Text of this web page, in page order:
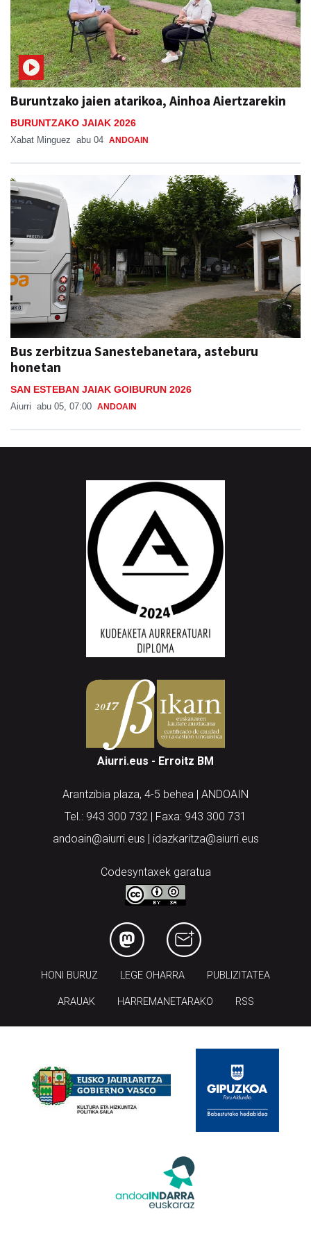
Buruntzako jaien atarikoa, Ainhoa Aiertzarekin
BURUNTZAKO JAIAK 2026
Xabat Minguez abu 04 ANDOAIN
Bus zerbitzua Sanestebanetara, asteburu
honetan
SAN ESTEBAN JAIAK GOIBURUN 2026
Aiurri abu 05, 07:00 ANDOAIN
Aiurri.eus - Erroitz BM
Arantzibia plaza, 4-5 behea | ANDOAIN
Tel.: 943 300 732 | Faxa: 943 300 731
andoain@aiurri.eus | idazkaritza@aiurri.eus
Codesyntaxek garatua
HONI BURUZ LEGE OHARRA PUBLIZITATEA
ARAUAK HARREMANETARAKO RSS